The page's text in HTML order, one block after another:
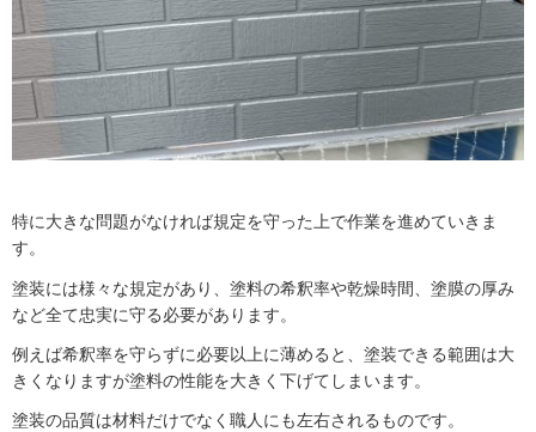
特に大きな問題がなければ規定を守った上で作業を進めていきま
す。
塗装には様々な規定があり、塗料の希釈率や乾燥時間、塗膜の厚み
など全て忠実に守る必要があります。
例えば希釈率を守らずに必要以上に薄めると、塗装できる範囲は大
きくなりますが塗料の性能を大きく下げてしまいます。
塗装の品質は材料だけでなく職人にも左右されるものです。